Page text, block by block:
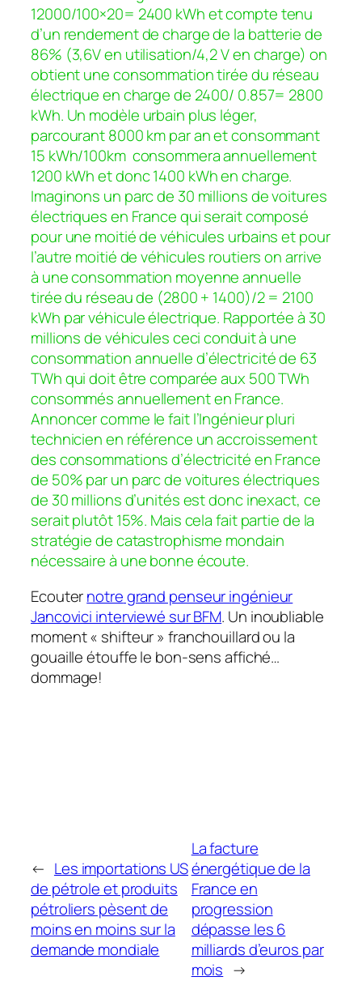
12000/100×20= 2400 kWh et compte tenu
d’un rendement de charge de la batterie de
86% (3,6V en utilisation/4,2 V en charge) on
obtient une consommation tirée du réseau
électrique en charge de 2400/ 0.857= 2800
kWh. Un modèle urbain plus léger,
parcourant 8000 km par an et consommant
15 kWh/100km consommera annuellement
1200 kWh et donc 1400 kWh en charge.
Imaginons un parc de 30 millions de voitures
électriques en France qui serait composé
pour une moitié de véhicules urbains et pour
l’autre moitié de véhicules routiers on arrive
à une consommation moyenne annuelle
tirée du réseau de (2800 + 1400)/2 = 2100
kWh par véhicule électrique. Rapportée à 30
millions de véhicules ceci conduit à une
consommation annuelle d’électricité de 63
TWh qui doit être comparée aux 500 TWh
consommés annuellement en France.
Annoncer comme le fait l’Ingénieur pluri
technicien en référence un accroissement
des consommations d’électricité en France
de 50% par un parc de voitures électriques
de 30 millions d’unités est donc inexact, ce
serait plutôt 15%. Mais cela fait partie de la
stratégie de catastrophisme mondain
nécessaire à une bonne écoute.
Ecouternotregrand penseur ingénieur
Jancovici interviewé sur BFM. Un inoubliable
moment « shifteur » franchouillard ou la
gouaille étouffe le bon-sens affiché…
dommage!
← Les importations US
de pétrole et produits
pétroliers pèsent de
moins en moins sur la
demande mondiale
La facture
énergétique de la
France en
progression
dépasse les 6
milliards d’euros par
mois →